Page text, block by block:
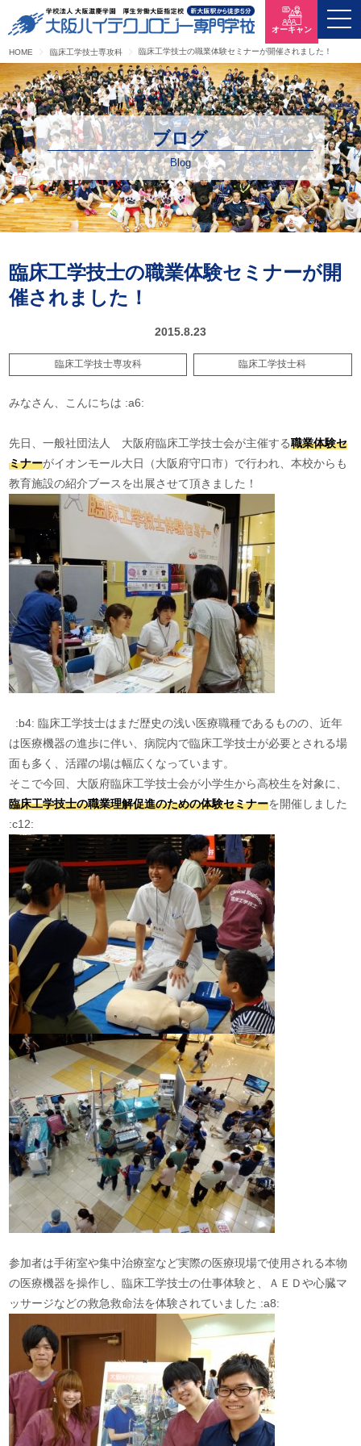
HOME 臨床工学技士専攻科 臨床工学技士の職業体験セミナーが開催されました！
オーキャン
ブログ
Blog
臨床工学技士の職業体験セミナーが開
催されました！
2015.8.23
臨床工学技士専攻科 臨床工学技士科
みなさん、こんにちは :a6:
先日、一般社団法人 大阪府臨床工学技士会が主催する職業体験セ
ミナーがイオンモール大日（大阪府守口市）で行われ、本校からも
教育施設の紹介ブースを出展させて頂きました！
:b4: 臨床工学技士はまだ歴史の浅い医療職種であるものの、近年
は医療機器の進歩に伴い、病院内で臨床工学技士が必要とされる場
面も多く、活躍の場は幅広くなっています。
そこで今回、大阪府臨床工学技士会が小学生から高校生を対象に、
臨床工学技士の職業理解促進のための体験セミナーを開催しました
:c12:
参加者は手術室や集中治療室など実際の医療現場で使用される本物
の医療機器を操作し、臨床工学技士の仕事体験と、ＡＥＤや心臓マ
ッサージなどの救急救命法を体験されていました :a8: